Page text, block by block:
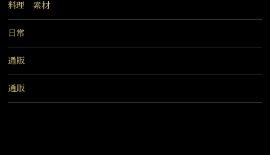
料理 素材
日常
通販
通販